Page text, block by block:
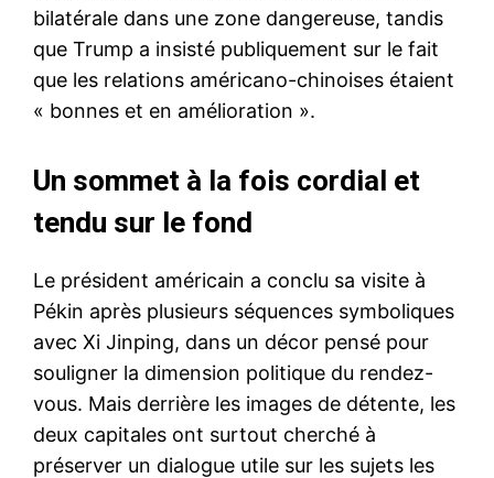
bilatérale dans une zone dangereuse, tandis
que Trump a insisté publiquement sur le fait
que les relations américano-chinoises étaient
« bonnes et en amélioration ».
Un sommet à la fois cordial et
tendu sur le fond
Le président américain a conclu sa visite à
Pékin après plusieurs séquences symboliques
avec Xi Jinping, dans un décor pensé pour
souligner la dimension politique du rendez-
vous. Mais derrière les images de détente, les
deux capitales ont surtout cherché à
préserver un dialogue utile sur les sujets les